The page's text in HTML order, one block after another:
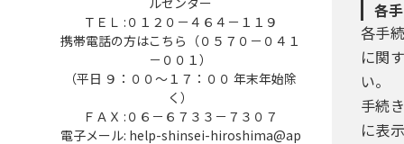
ＴＥＬ :０１２０－４６４－１１９
携帯電話の方はこちら（０５７０－０４１
－００１）
（平日 ９：００～１７：００ 年末年始除
く）
ＦＡＸ :０６－６７３３－７３０７
電子メール: help-shinsei-hiroshima@ap
各
各手
に関
い。
手続
に表